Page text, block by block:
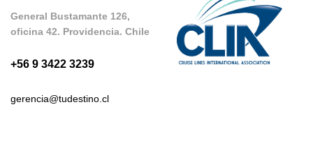
General Bustamante 126,
oficina 42. Providencia. Chile
+56 9 3422 3239
gerencia@tudestino.cl